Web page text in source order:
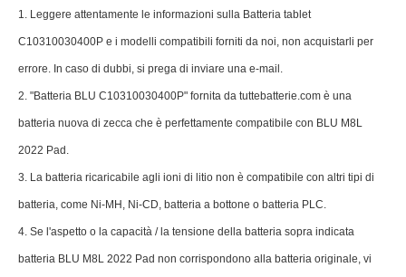
1. Leggere attentamente le informazioni sulla Batteria tablet
C10310030400P e i modelli compatibili forniti da noi, non acquistarli per
errore. In caso di dubbi, si prega di inviare una e-mail.
2. "Batteria BLU C10310030400P" fornita da tuttebatterie.com è una
batteria nuova di zecca che è perfettamente compatibile con BLU M8L
2022 Pad.
3. La batteria ricaricabile agli ioni di litio non è compatibile con altri tipi di
batteria, come Ni-MH, Ni-CD, batteria a bottone o batteria PLC.
4. Se l'aspetto o la capacità / la tensione della batteria sopra indicata
batteria BLU M8L 2022 Pad non corrispondono alla batteria originale, vi